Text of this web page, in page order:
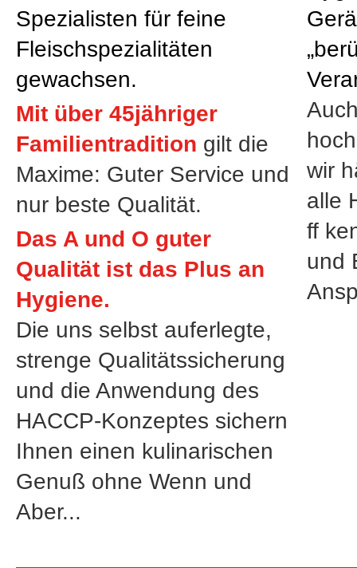
Spezialisten für feine
Fleischspezialitäten
gewachsen.
Mit über 45jähriger
Familientradition gilt die
Maxime: Guter Service und
nur beste Qualität.
Das A und O guter
Qualität ist das Plus an
Hygiene.
Die uns selbst auferlegte,
strenge Qualitätssicherung
und die Anwendung des
HACCP-Konzeptes sichern
Ihnen einen kulinarischen
Genuß ohne Wenn und
Aber...
wir
alle
ff
und